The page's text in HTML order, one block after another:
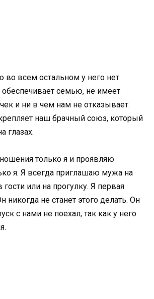
во всем остальном у него нет
обеспечивает семью, не имеет
и ни в чем нам не отказывает.
наш брачный союз, который
глазах.
только я и проявляю
я. Я всегда приглашаю мужа на
гости или на прогулку. Я первая
не станет этого делать. Он
с нами не поехал, так как у него